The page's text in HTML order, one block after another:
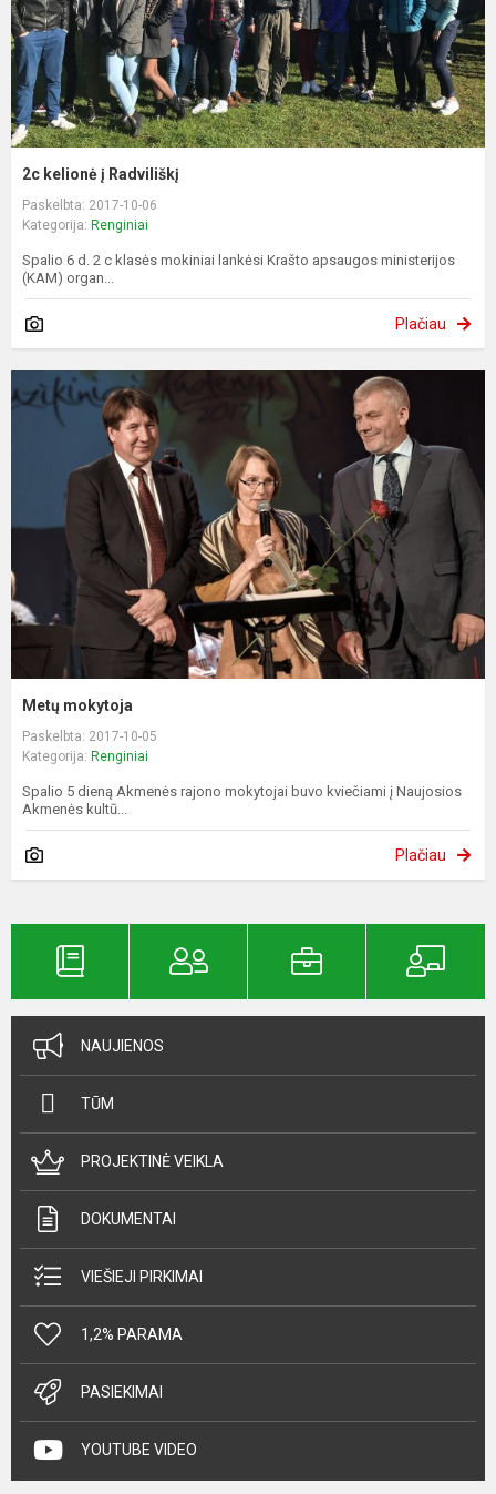
2c kelionė į Radviliškį
Paskelbta: 2017-10-06
Kategorija: Renginiai
Spalio 6 d. 2 c klasės mokiniai lankėsi Krašto apsaugos ministerijos
(KAM) organ...
Plačiau
Metų mokytoja
Paskelbta: 2017-10-05
Kategorija: Renginiai
Spalio 5 dieną Akmenės rajono mokytojai buvo kviečiami į Naujosios
Akmenės kultū...
Plačiau
NAUJIENOS
TŪM
PROJEKTINĖ VEIKLA
DOKUMENTAI
VIEŠIEJI PIRKIMAI
1,2% PARAMA
PASIEKIMAI
YOUTUBE VIDEO